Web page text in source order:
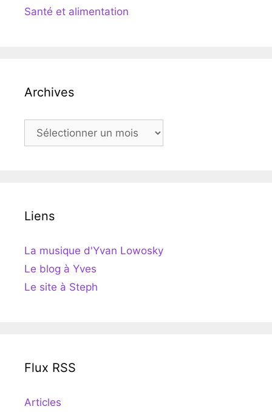
Santé et alimentation
Archives
Archives
Liens
La musique d'Yvan Lowosky
Le blog à Yves
Le site à Steph
Flux RSS
Articles